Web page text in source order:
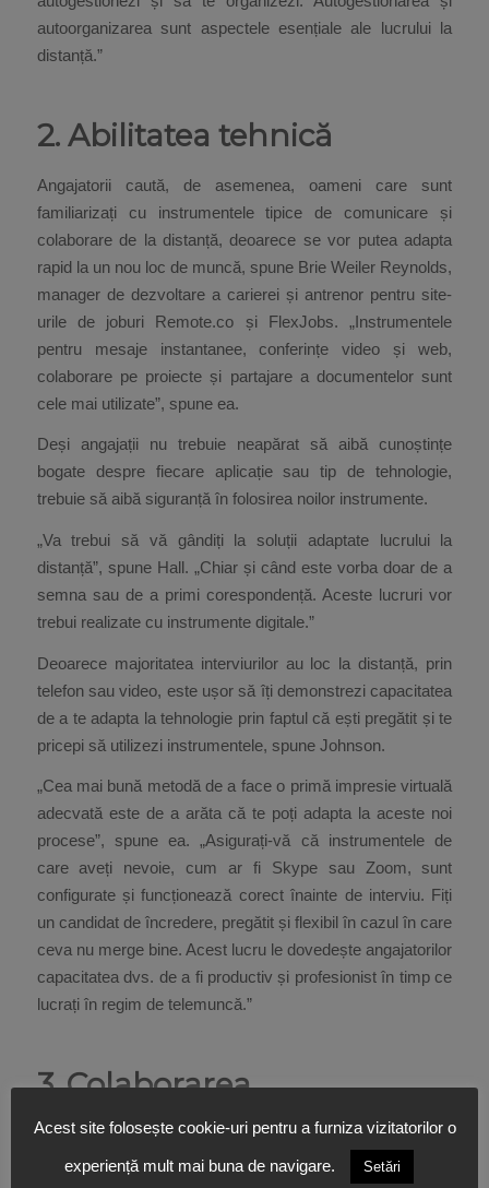
autoorganizarea sunt aspectele esențiale ale lucrului la
distanță.”
2. Abilitatea tehnică
Angajatorii caută, de asemenea, oameni care sunt
familiarizați cu instrumentele tipice de comunicare și
colaborare de la distanță, deoarece se vor putea adapta
rapid la un nou loc de muncă, spune Brie Weiler Reynolds,
manager de dezvoltare a carierei și antrenor pentru site-
urile de joburi Remote.co și FlexJobs. „Instrumentele
pentru mesaje instantanee, conferințe video și web,
colaborare pe proiecte și partajare a documentelor sunt
cele mai utilizate”, spune ea.
Deși angajații nu trebuie neapărat să aibă cunoștințe
bogate despre fiecare aplicație sau tip de tehnologie,
trebuie să aibă siguranță în folosirea noilor instrumente.
„Va trebui să vă gândiți la soluții adaptate lucrului la
distanță”, spune Hall. „Chiar și când este vorba doar de a
semna sau de a primi corespondență. Aceste lucruri vor
trebui realizate cu instrumente digitale.”
Deoarece majoritatea interviurilor au loc la distanță, prin
telefon sau video, este ușor să îți demonstrezi capacitatea
de a te adapta la tehnologie prin faptul că ești pregătit și te
pricepi să utilizezi instrumentele, spune Johnson.
„Cea mai bună metodă de a face o primă impresie virtuală
adecvată este de a arăta că te poți adapta la aceste noi
procese”, spune ea. „Asigurați-vă că instrumentele de
care aveți nevoie, cum ar fi Skype sau Zoom, sunt
configurate și funcționează corect înainte de interviu. Fiți
un candidat de încredere, pregătit și flexibil în cazul în care
ceva nu merge bine. Acest lucru le dovedește angajatorilor
capacitatea dvs. de a fi productiv și profesionist în timp ce
lucrați în regim de telemuncă.”
3. Colaborarea
Este mai ușor să colaborezi atunci când te afli într-un
birou, deoarece ești mai aproape de ceilalți în mod fizic.
Acest site folosește cookie-uri pentru a furniza vizitatorilor o
experiență mult mai buna de navigare. Setări